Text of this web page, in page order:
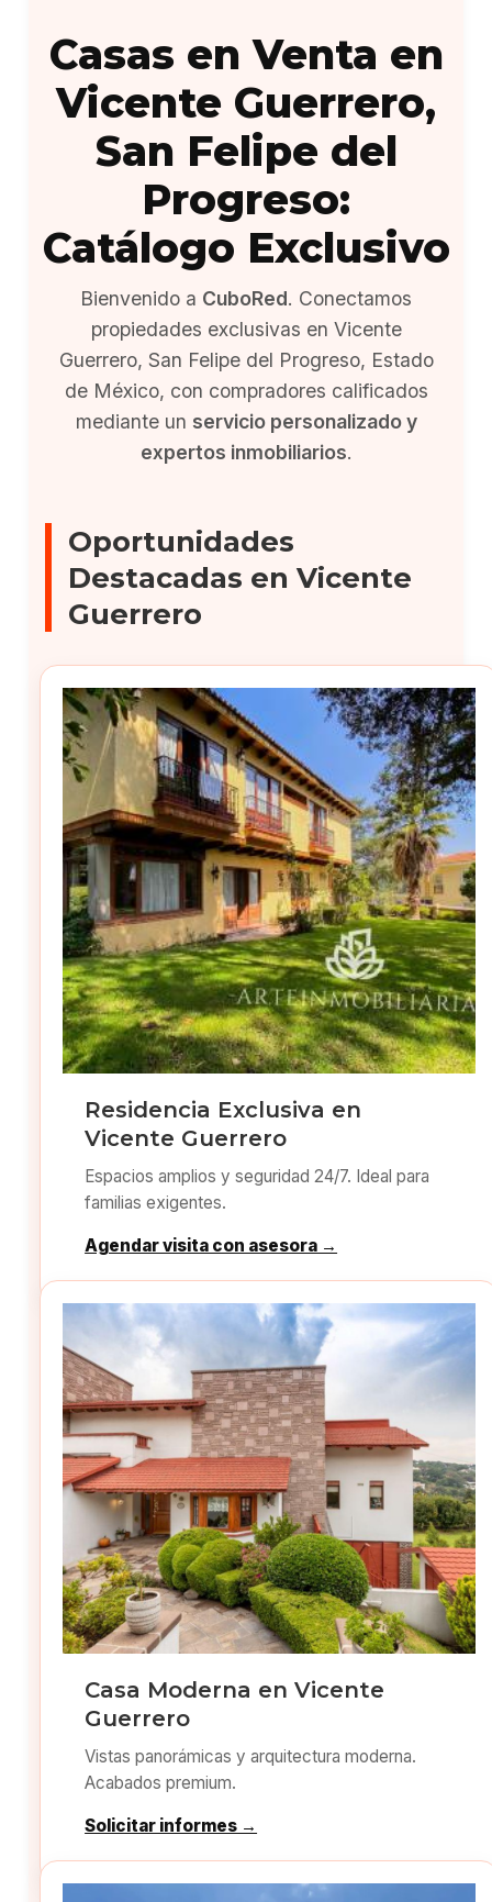
Casas en Venta en
Vicente Guerrero,
San Felipe del
Progreso:
Catálogo Exclusivo
Bienvenido a CuboRed. Conectamos
propiedades exclusivas en Vicente
Guerrero, San Felipe del Progreso, Estado
de México, con compradores calificados
mediante un servicio personalizado y
expertos inmobiliarios.
Oportunidades
Destacadas en Vicente
Guerrero
Residencia Exclusiva en
Vicente Guerrero
Espacios amplios y seguridad 24/7. Ideal para
familias exigentes.
Agendar visita con asesora →
Casa Moderna en Vicente
Guerrero
Vistas panorámicas y arquitectura moderna.
Acabados premium.
Solicitar informes →